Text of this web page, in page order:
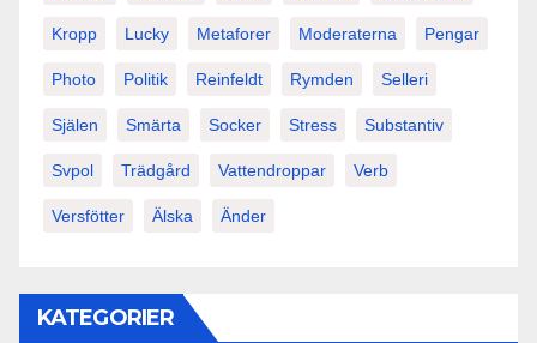
Kropp Lucky Metaforer Moderaterna Pengar
Photo Politik Reinfeldt Rymden Selleri
Själen Smärta Socker Stress Substantiv
Svpol Trädgård Vattendroppar Verb
Versfötter Älska Änder
KATEGORIER